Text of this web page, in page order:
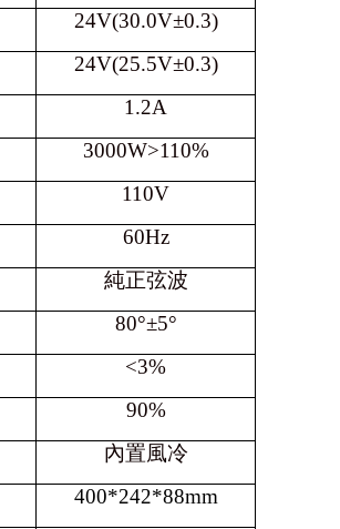
24V(30.0V±0.3)
24V(25.5V±0.3)
1.2A
3000W>110%
110V
60Hz
純正弦波
80°±5°
<3%
90%
內置風冷
400*242*88mm